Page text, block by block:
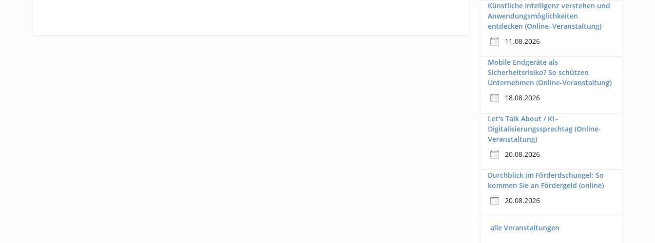
Künstliche Intelligenz verstehen und
Anwendungsmöglichkeiten
entdecken (Online–Veranstaltung)
11.08.2026
Mobile Endgeräte als
Sicherheitsrisiko? So schützen
Unternehmen (Online-Veranstaltung)
18.08.2026
Let's Talk About / KI -
Digitalisierungssprechtag (Online-
Veranstaltung)
20.08.2026
Durchblick im Förderdschungel: So
kommen Sie an Fördergeld (online)
20.08.2026
alle Veranstaltungen